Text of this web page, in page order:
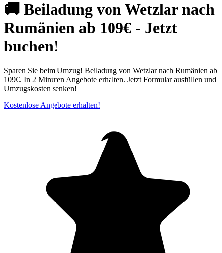
🚚 Beiladung von Wetzlar nach
Rumänien ab 109€ - Jetzt
buchen!
Sparen Sie beim Umzug! Beiladung von Wetzlar nach Rumänien ab
109€. In 2 Minuten Angebote erhalten. Jetzt Formular ausfüllen und
Umzugskosten senken!
Kostenlose Angebote erhalten!